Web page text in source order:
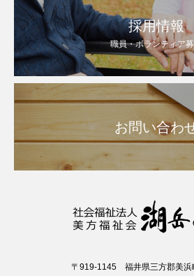
採用情報
職員・ボランティア
お問い合わ
〒919-1145 福井県三方郡美浜